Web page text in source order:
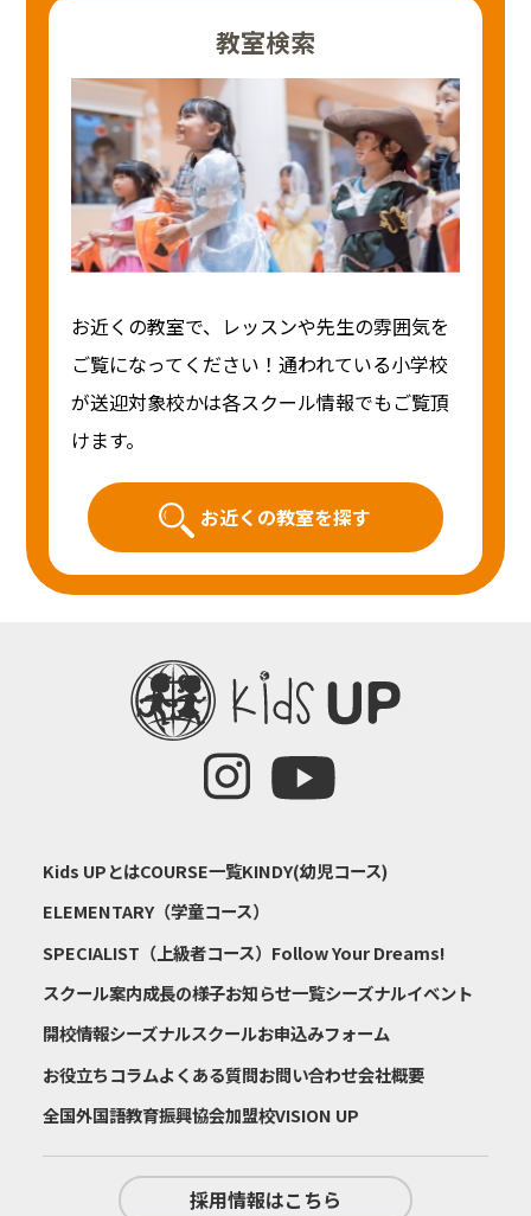
教室検索
お近くの教室で、レッスンや先生の雰囲気を
ご覧になってください！通われている小学校
が送迎対象校かは各スクール情報でもご覧頂
けます。
お近くの教室を探す
Kids UPとはCOURSE一覧KINDY(幼児コース)
ELEMENTARY（学童コース）
SPECIALIST（上級者コース） Follow Your Dreams!
スクール案内成長の様子お知らせ一覧シーズナルイベント
開校情報シーズナルスクールお申込みフォーム
お役立ちコラムよくある質問お問い合わせ会社概要
全国外国語教育振興協会加盟校VISION UP
採用情報はこちら